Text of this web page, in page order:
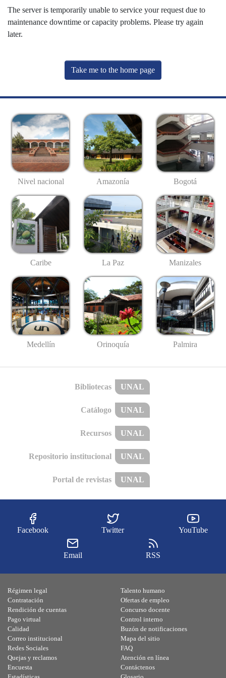
The server is temporarily unable to service your request due to
maintenance downtime or capacity problems. Please try again
later.
Take me to the home page
Nivel nacional Amazonía Bogotá
Caribe La Paz Manizales
Medellín Orinoquía Palmira
Bibliotecas UNAL
Catálogo UNAL
Recursos UNAL
Repositorio institucional UNAL
Portal de revistas UNAL
Facebook Twitter YouTube
Email RSS
Régimen legal
Contratación
Rendición de cuentas
Pago virtual
Calidad
Talento humano
Ofertas de empleo
Concurso docente
Control interno
Buzón de notificaciones
Correo institucional
Redes Sociales
Quejas y reclamos
Encuesta
Mapa del sitio
FAQ
Atención en línea
Contáctenos